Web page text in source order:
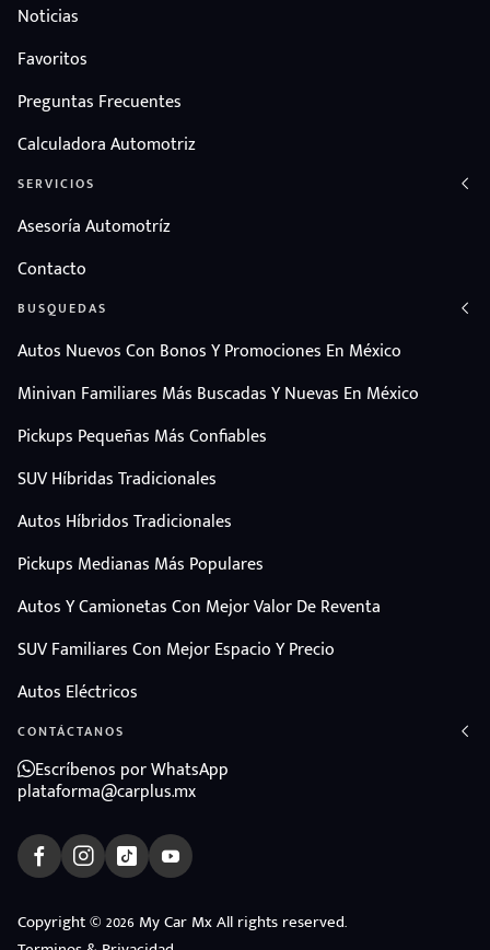
Noticias
Favoritos
Preguntas Frecuentes
Calculadora Automotriz
SERVICIOS
Asesoría Automotríz
Contacto
BUSQUEDAS
Autos Nuevos Con Bonos Y Promociones En México
Minivan Familiares Más Buscadas Y Nuevas En México
Pickups Pequeñas Más Confiables
SUV Híbridas Tradicionales
Autos Híbridos Tradicionales
Pickups Medianas Más Populares
Autos Y Camionetas Con Mejor Valor De Reventa
SUV Familiares Con Mejor Espacio Y Precio
Autos Eléctricos
CONTÁCTANOS
Escríbenos por WhatsApp
plataforma@carplus.mx
Copyright © 2026 My Car Mx All rights reserved.